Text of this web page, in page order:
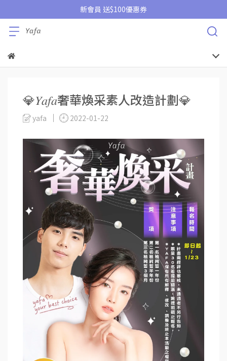
新會員 送$100優惠券
💎𝑌𝑎𝑓𝑎奢華煥采素人改造計劃💎
yafa 2022-01-22